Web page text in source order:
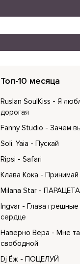
Топ-10 месяца
Ruslan SoulKiss - Я
дорогая
Fanny Studio - Зачем
Soli, Yaia - Пускай
Ripsi - Safari
Клава Кока - Принимай
Milana Star -
Ingvar - Глаза грешные
сердце
Наверно Вера - Мне
свободной
Dj Ёж - ПОЦЕЛУЙ